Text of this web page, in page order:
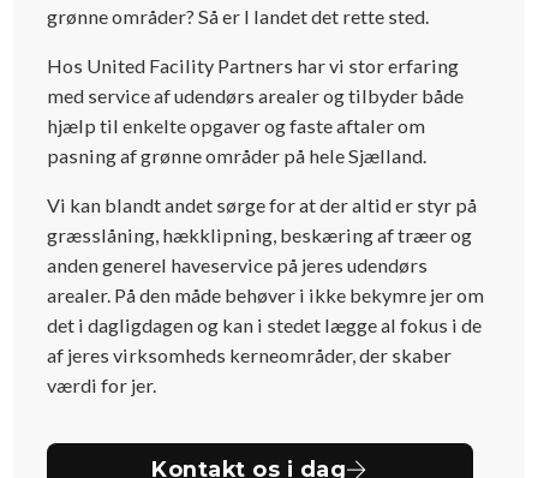
grønne områder? Så er I landet det rette sted.
Hos United Facility Partners har vi stor erfaring
med service af udendørs arealer og tilbyder både
hjælp til enkelte opgaver og faste aftaler om
pasning af grønne områder på hele Sjælland.
Vi kan blandt andet sørge for at der altid er styr på
græsslåning, hækklipning, beskæring af træer og
anden generel haveservice på jeres udendørs
arealer. På den måde behøver i ikke bekymre jer om
det i dagligdagen og kan i stedet lægge al fokus i de
af jeres virksomheds kerneområder, der skaber
værdi for jer.
Kontakt os i dag